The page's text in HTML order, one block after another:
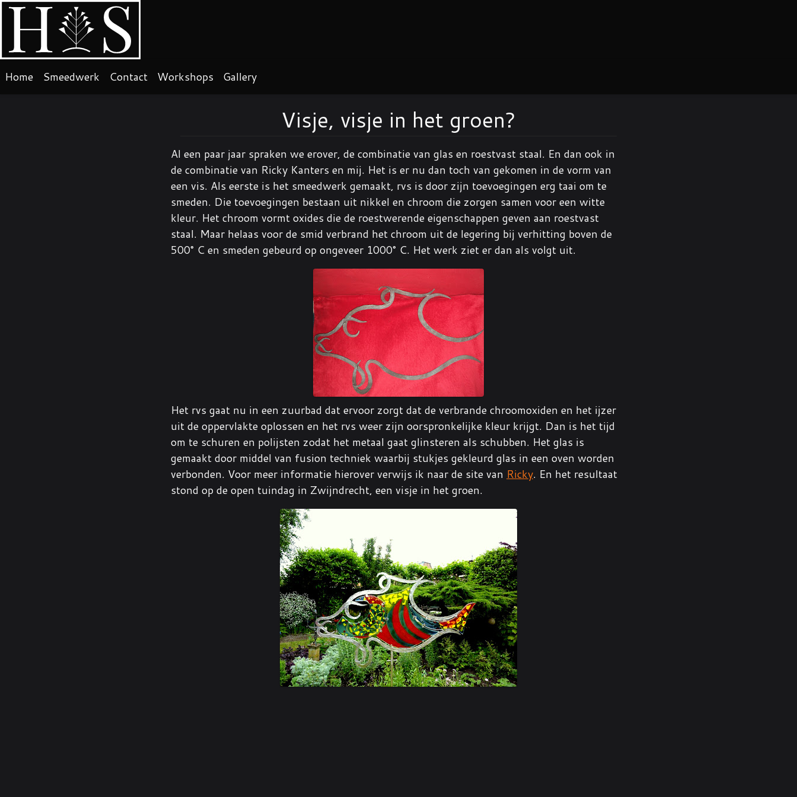
Home Smeedwerk Contact Workshops Gallery
Visje, visje in het groen?
Al een paar jaar spraken we erover, de combinatie van glas en roestvast staal. En dan ook in
de combinatie van Ricky Kanters en mij. Het is er nu dan toch van gekomen in de vorm van
een vis. Als eerste is het smeedwerk gemaakt, rvs is door zijn toevoegingen erg taai om te
smeden. Die toevoegingen bestaan uit nikkel en chroom die zorgen samen voor een witte
kleur. Het chroom vormt oxides die de roestwerende eigenschappen geven aan roestvast
staal. Maar helaas voor de smid verbrand het chroom uit de legering bij verhitting boven de
500° C en smeden gebeurd op ongeveer 1000° C. Het werk ziet er dan als volgt uit.
Het rvs gaat nu in een zuurbad dat ervoor zorgt dat de verbrande chroomoxiden en het ijzer
uit de oppervlakte oplossen en het rvs weer zijn oorspronkelijke kleur krijgt. Dan is het tijd
om te schuren en polijsten zodat het metaal gaat glinsteren als schubben. Het glas is
gemaakt door middel van fusion techniek waarbij stukjes gekleurd glas in een oven worden
verbonden. Voor meer informatie hierover verwijs ik naar de site van Ricky. En het resultaat
stond op de open tuindag in Zwijndrecht, een visje in het groen.